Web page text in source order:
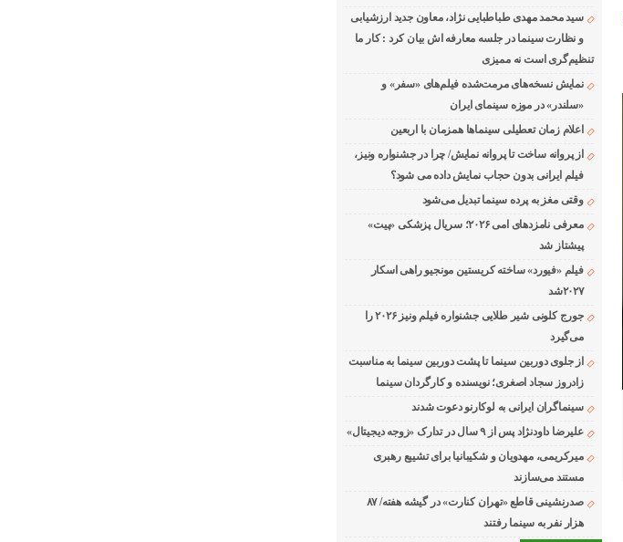
سید محمد مهدی طباطبایی نژاد، معاون جدید ارزشیابی
و نظارت سینما در جلسه معارفه اش بیان کرد : کار ما
تنظیم‌گری است نه ممیزی
نمایش نسخه‌های مرمت‌شده فیلم‌های «سفر» و
«سلندر» در موزه سینمای ایران
اعلام زمان تعطیلی سینماها همزمان با اربعین
از پروانه ساخت تا پروانه نمایش/ چرا در جشنواره ونیز،
فیلم ایرانی بدون حجاب نمایش داده می شود؟
وقتی مغز به پرده سینما تبدیل می‌شود
معرفی نامزدهای امی ۲۰۲۶؛ سریال پزشکی «پیت»
پیشتاز شد
فیلم «فیورد» ساخته کریستین مونجیو راهی اسکار
۲۰۲۷شد
جورج کلونی شیر طلایی جشنواره فیلم ونیز ۲۰۲۶ را
می‌گیرد
از جلوی دوربین سینما تا پشت دوربین سینما به مناسبت
زادروز سجاد اصغری؛ نویسنده و کارگردان سینما
سینماگران ایرانی به لوکارنو دعوت شدند
علیرضا داودنژاد پس از ۹ سال در تدارک «زوجه دیجیتال»
میرکریمی، مهدویان و شکیبانیا برای تشییع رهبری
مستند می‌سازند
صدرنشینی قاطع «تهران کنارت» در گیشه هفته/ ۸۷
هزار نفر به سینما رفتند